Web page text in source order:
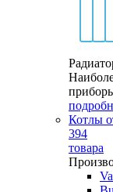
Котлы
394
товара